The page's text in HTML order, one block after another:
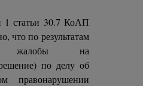
1 статьи 30.7 КоАП
что по результатам
жалобы на
по делу об
правонарушении